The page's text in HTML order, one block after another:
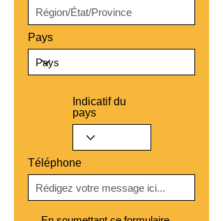
Pays
Indicatif du
pays
Téléphone